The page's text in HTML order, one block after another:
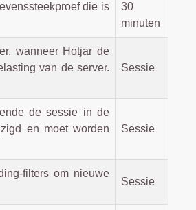
die is
30
minuten
wanneer Hotjar de
van de server.
Sessie
de sessie in de
en moet worden
Sessie
filters om nieuwe
Sessie